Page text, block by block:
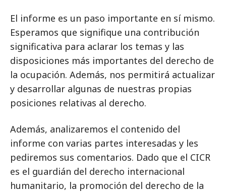
El informe es un paso importante en sí mismo.
Esperamos que signifique una contribución
significativa para aclarar los temas y las
disposiciones más importantes del derecho de
la ocupación. Además, nos permitirá actualizar
y desarrollar algunas de nuestras propias
posiciones relativas al derecho.
Además, analizaremos el contenido del
informe con varias partes interesadas y les
pediremos sus comentarios. Dado que el CICR
es el guardián del derecho internacional
humanitario, la promoción del derecho de la